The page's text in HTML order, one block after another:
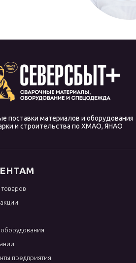
поставки материалов и оборудования
и строительства по ХМАО, ЯНАО
товаров
предприятия